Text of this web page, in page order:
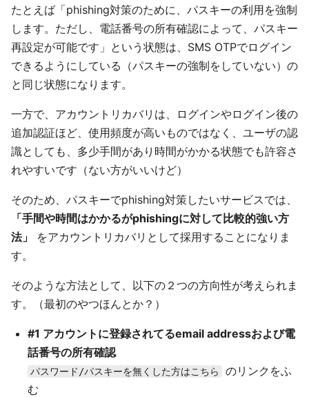
たとえば「phishing対策のために、パスキーの利用を強制
します。ただし、電話番号の所有確認によって、パスキー
再設定が可能です」という状態は、SMS OTPでログイン
できるようにしている（パスキーの強制をしていない）の
と同じ状態になります。
一方で、アカウントリカバリは、ログインやログイン後の
追加認証ほど、使用頻度が高いものではなく、ユーザの認
識としても、多少手間があり時間がかかる状態でも許容さ
れやすいです（ない方がいいけど）
そのため、パスキーでphishing対策したいサービスでは、
「手間や時間はかかるがphishingに対して比較的強い方
法」
をアカウントリカバリとして採用することになりま
す。
そのような方法として、以下の２つの方向性が考えられま
す。（最初のやつほんとか？）
#1 アカウントに登録されてるemail addressおよび電
話番号の所有確認
パスワード/パスキーを無くした方はこちら
のリンクをふ
む